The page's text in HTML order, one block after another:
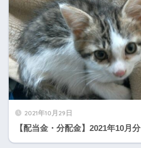
2021年10月29日
【配当金・分配金】2021年10月分